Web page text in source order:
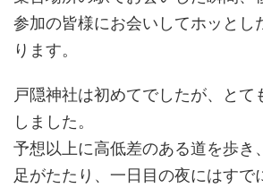
参加の皆様にお会いしてホッとし
ります。
戸隠神社は初めてでしたが、とて
しました。
予想以上に高低差のある道を歩き
足がたたり、一日目の夜にはすで